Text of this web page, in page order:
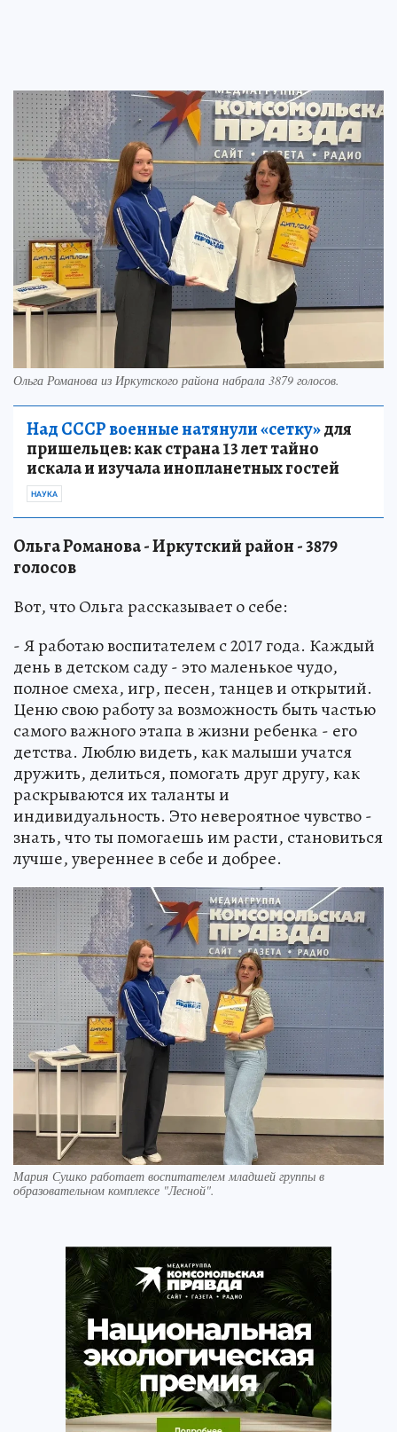
Ольга Романова из Иркутского района набрала 3879 голосов.
Над СССР военные натянули «сетку»для
пришельцев: как страна 13 лет тайно
искала и изучала инопланетных гостей
НАУКА
Ольга Романова - Иркутский район - 3879
голосов
Вот, что Ольга рассказывает о себе:
- Я работаю воспитателем с 2017 года. Каждый
день в детском саду - это маленькое чудо,
полное смеха, игр, песен, танцев и открытий.
Ценю свою работу за возможность быть частью
самого важного этапа в жизни ребенка - его
детства. Люблю видеть, как малыши учатся
дружить, делиться, помогать друг другу, как
раскрываются их таланты и
индивидуальность. Это невероятное чувство -
знать, что ты помогаешь им расти, становиться
лучше, увереннее в себе и добрее.
Мария Сушко работает воспитателем младшей группы в
образовательном комплексе "Лесной".